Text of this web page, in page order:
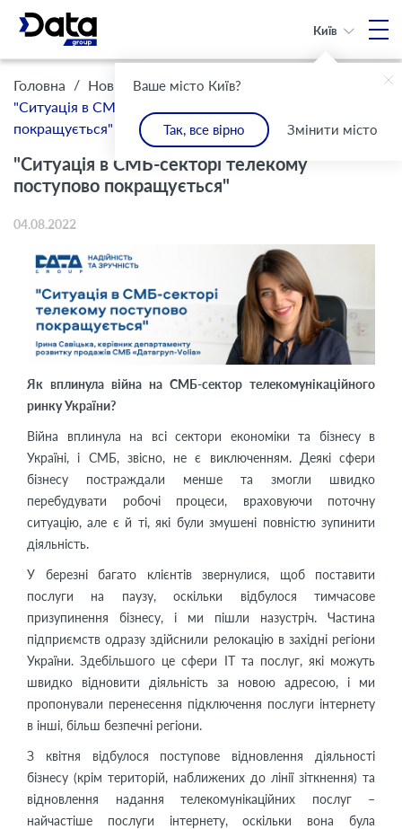
Ваше місто Київ?
Так, все вірно Змінити місто
Київ
Головна / Новини /
"Ситуація в СМБ-секторі телекому поступово
покращується"
"Ситуація в СМБ-секторі телекому
поступово покращується"
04.08.2022
Як вплинула війна на СМБ-сектор телекомунікаційного
ринку України?
Війна вплинула на всі сектори економіки та бізнесу в
Україні, і СМБ, звісно, не є виключенням. Деякі сфери
бізнесу постраждали менше та змогли швидко
перебудувати робочі процеси, враховуючи поточну
ситуацію, але є й ті, які були змушені повністю зупинити
діяльність.
У березні багато клієнтів звернулися, щоб поставити
послуги на паузу, оскільки відбулося тимчасове
призупинення бізнесу, і ми пішли назустріч. Частина
підприємств одразу здійснили релокацію в західні регіони
України. Здебільшого це сфери ІТ та послуг, які можуть
швидко відновити діяльність за новою адресою, і ми
пропонували перенесення підключення послуги інтернету
в інші, більш безпечні регіони.
З квітня відбулося поступове відновлення діяльності
бізнесу (крім територій, наближених до лінії зіткнення) та
відновлення надання телекомунікаційних послуг –
найчастіше послуги інтернету, оскільки вона була